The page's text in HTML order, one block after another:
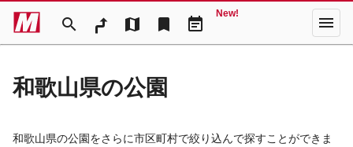
search map bookmark event_note
New! menu
和歌山県の公園
和歌山県の公園をさらに市区町村で絞り込んで探すことができま